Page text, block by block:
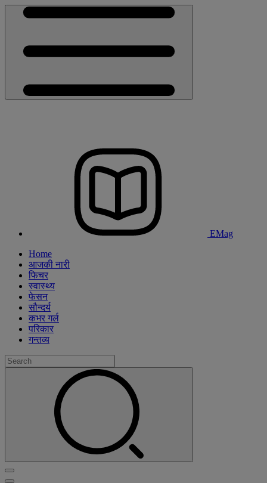
EMag
Home
आजकी नारी
फिचर
स्वास्थ्य
फेसन
सौन्दर्य
कभर गर्ल
परिकार
गन्तव्य